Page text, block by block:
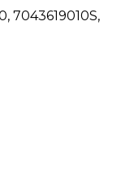
7043619010S,